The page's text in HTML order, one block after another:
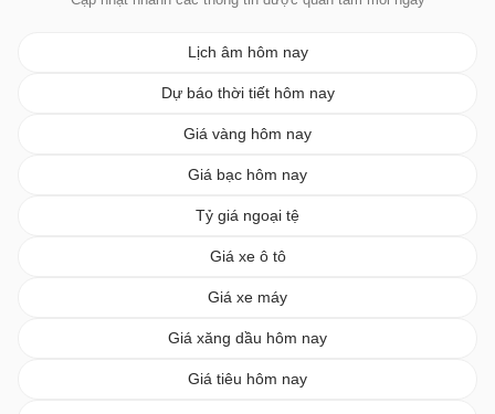
Lịch âm hôm nay
Dự báo thời tiết hôm nay
Giá vàng hôm nay
Giá bạc hôm nay
Tỷ giá ngoại tệ
Giá xe ô tô
Giá xe máy
Giá xăng dầu hôm nay
Giá tiêu hôm nay